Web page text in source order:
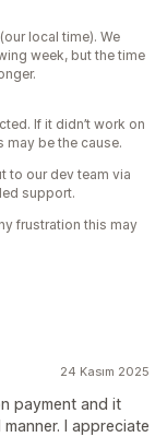
local time). We
week, but the time
If it didn’t work on
be the cause.
to our dev team via
support.
frustration this may
24 Kasım 2025
payment and it
I appreciate